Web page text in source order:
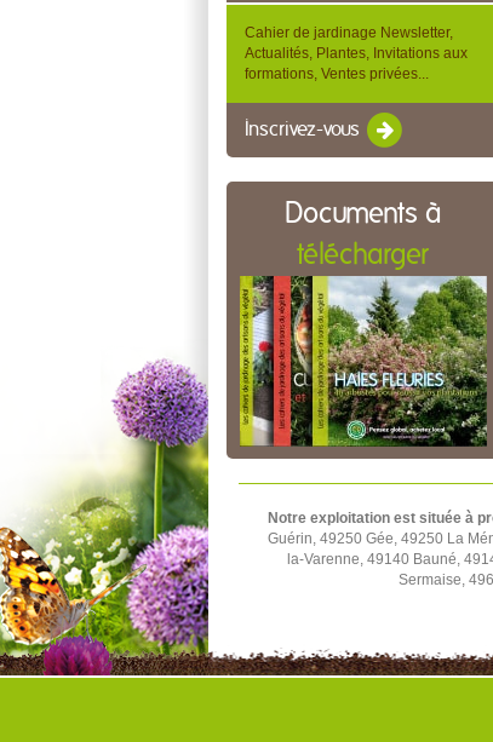
Cahier de jardinage Newsletter,
Actualités, Plantes, Invitations aux
formations, Ventes privées...
Inscrivez-vous
Documents à
télécharger
Notre exploitation est située à
Guérin, 49250 Gée, 49250 La
la-Varenne, 49140 Bauné,
Sermaise,